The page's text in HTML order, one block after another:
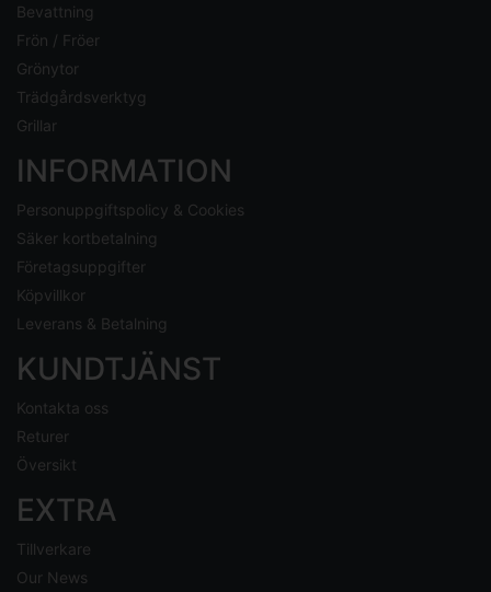
Bevattning
Frön / Fröer
Grönytor
Trädgårdsverktyg
Grillar
INFORMATION
Personuppgiftspolicy & Cookies
Säker kortbetalning
Företagsuppgifter
Köpvillkor
Leverans & Betalning
KUNDTJÄNST
Kontakta oss
Returer
Översikt
EXTRA
Tillverkare
Our News